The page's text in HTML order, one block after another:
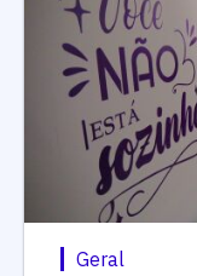
Geral